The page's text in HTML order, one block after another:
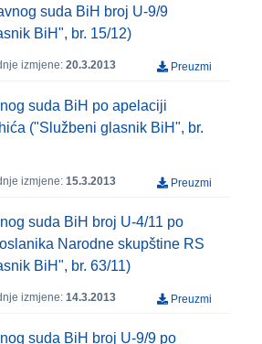
suda BiH broj U-9/9
BiH", br. 15/12)
izmjene: 20.3.2013 Preuzmi
suda BiH po apelaciji
("Službeni glasnik BiH", br.
izmjene: 15.3.2013 Preuzmi
suda BiH broj U-4/11 po
Narodne skupštine RS
BiH", br. 63/11)
izmjene: 14.3.2013 Preuzmi
suda BiH broj U-9/9 po